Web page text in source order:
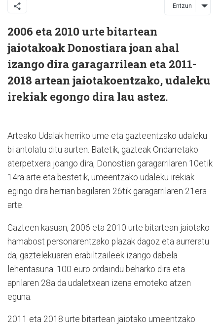
Entzun
2006 eta 2010 urte bitartean
jaiotakoak Donostiara joan ahal
izango dira garagarrilean eta 2011-
2018 artean jaiotakoentzako, udaleku
irekiak egongo dira lau astez.
Arteako Udalak herriko ume eta gazteentzako udaleku
bi antolatu ditu aurten. Batetik, gazteak Ondarretako
aterpetxera joango dira, Donostian garagarrilaren 10etik
14ra arte eta bestetik, umeentzako udaleku irekiak
egingo dira herrian bagilaren 26tik garagarrilaren 21era
arte.
Gazteen kasuan, 2006 eta 2010 urte bitartean jaiotako
hamabost personarentzako plazak dagoz eta aurreratu
da, gaztelekuaren erabiltzaileek izango dabela
lehentasuna. 100 euro ordaindu beharko dira eta
aprilaren 28a da udaletxean izena emoteko atzen
eguna.
2011 eta 2018 urte bitartean jaiotako umeentzako